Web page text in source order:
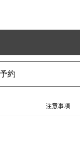
約
注意事項